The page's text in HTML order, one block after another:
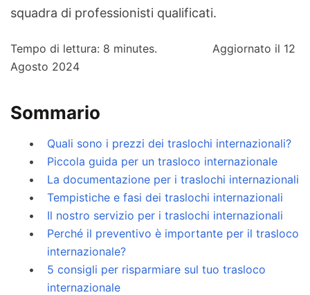
squadra di professionisti qualificati.
Tempo di lettura: 8 minutes. Aggiornato il 12
Agosto 2024
Sommario
Quali sono i prezzi dei traslochi internazionali?
Piccola guida per un trasloco internazionale
La documentazione per i traslochi internazionali
Tempistiche e fasi dei traslochi internazionali
Il nostro servizio per i traslochi internazionali
Perché il preventivo è importante per il trasloco
internazionale?
5 consigli per risparmiare sul tuo trasloco
internazionale